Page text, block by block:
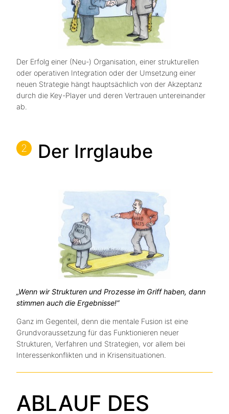
Der Erfolg einer (Neu-) Organisation, einer strukturellen
oder operativen Integration oder der Umsetzung einer
neuen Strategie hängt hauptsächlich von der Akzeptanz
durch die Key-Player und deren Vertrauen untereinander
ab.
2 Der Irrglaube
„Wenn wir Strukturen und Prozesse im Griff haben, dann
stimmen auch die Ergebnisse!“
Ganz im Gegenteil, denn die mentale Fusion ist eine
Grundvoraussetzung für das Funktionieren neuer
Strukturen, Verfahren und Strategien, vor allem bei
Interessenkonflikten und in Krisensituationen.
ABLAUF DES